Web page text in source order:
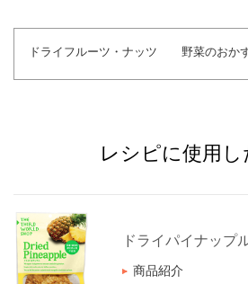
ドライフルーツ・ナッツ 野菜のおか
レシピに使用し
ドライパイナップ
商品紹介